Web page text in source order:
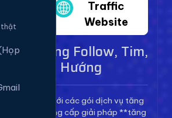
thật
Traffic
Website
- Tăng Follow, Tim,
Lên Xu Hướng
của bạn với các gói dịch vụ tăng
Chúng tôi cung cấp giải pháp **tăng